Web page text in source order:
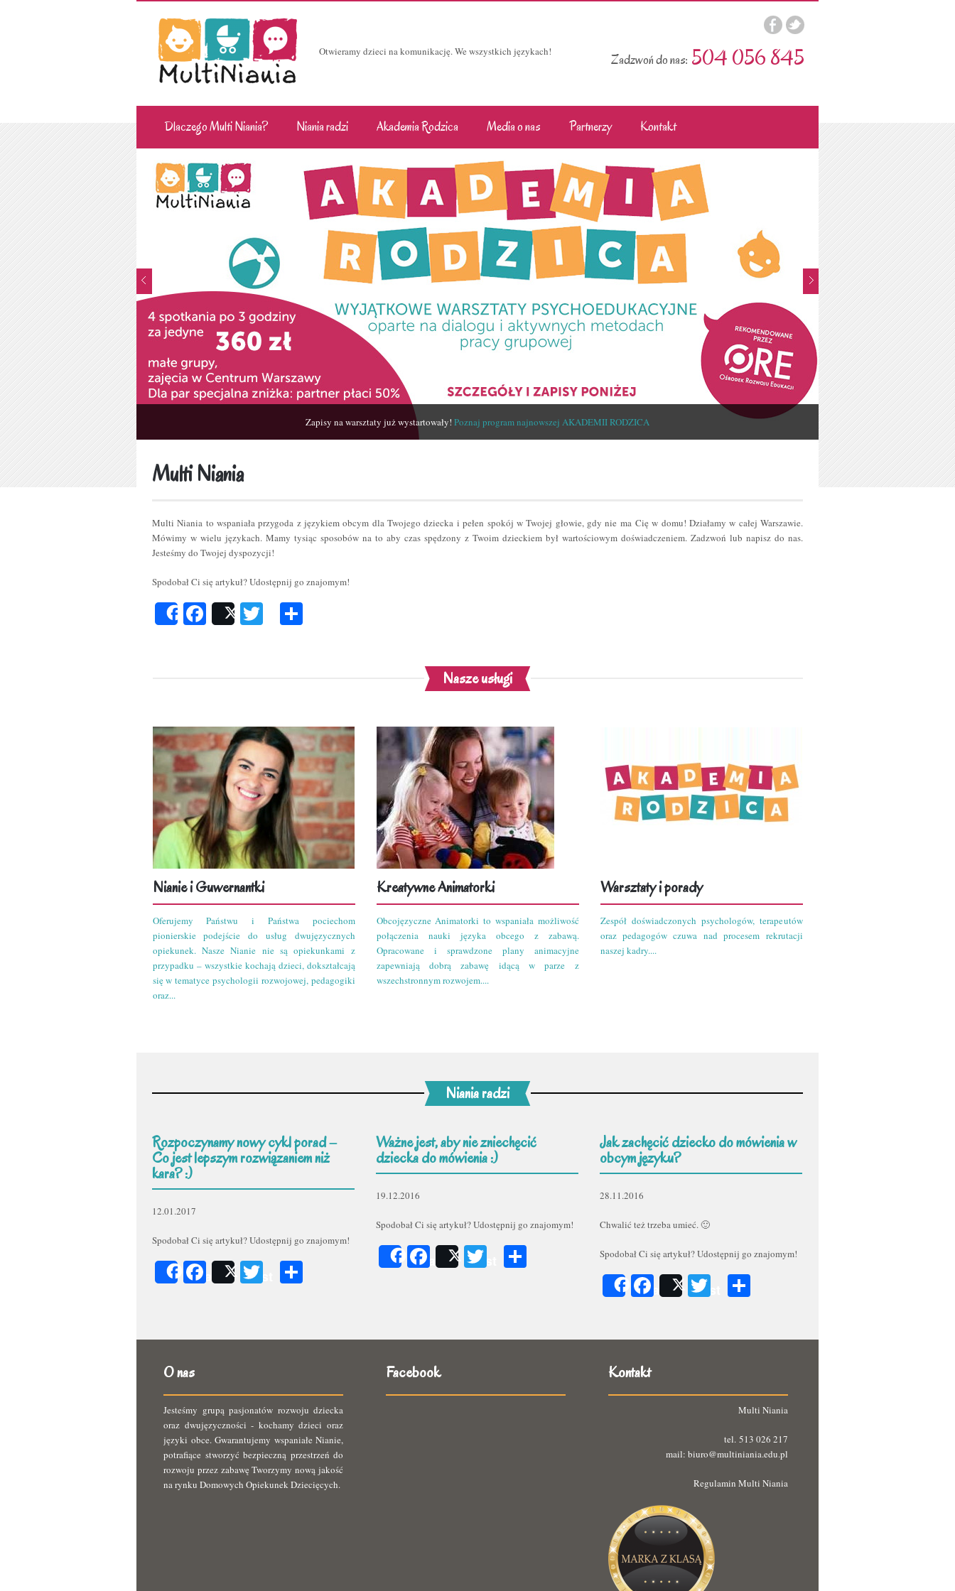
Otwieramy dzieci na komunikację. We wszystkich językach! 504 056 845
Zadzwoń do nas:
Dlaczego Multi Niania? Niania radzi Akademia Rodzica Media o nas Partnerzy Kontakt
Zapisy na warsztaty już wystartowały! Poznaj program najnowszej AKADEMII RODZICA
Multi Niania
Multi Niania to wspaniała przygoda z językiem obcym dla Twojego dziecka i pełen spokój w Twojej głowie, gdy nie ma Cię w domu! Działamy w całej Warszawie.
Mówimy w wielu językach. Mamy tysiąc sposobów na to aby czas spędzony z Twoim dzieckiem był wartościowym doświadczeniem. Zadzwoń lub napisz do nas.
Jesteśmy do Twojej dyspozycji!
Spodobał Ci się artykuł? Udostępnij go znajomym!
ShareFacebook
Post Twitter
Nasze usługi
Nianie i Guwernantki
Oferujemy Państwu i Państwa pociechom
pionierskie podejście do usług dwujęzycznych
opiekunek. Nasze Nianie nie są opiekunkami z
przypadku – wszystkie kochają dzieci, dokształcają
się w tematyce psychologii rozwojowej, pedagogiki
oraz...
Kreatywne Animatorki
Obcojęzyczne Animatorki to wspaniała możliwość
połączenia nauki języka obcego z zabawą.
Opracowane i sprawdzone plany animacyjne
zapewniają dobrą zabawę idącą w parze z
wszechstronnym rozwojem....
Warsztaty i porady
Zespół doświadczonych psychologów, terapeutów
oraz pedagogów czuwa nad procesem rekrutacji
naszej kadry....
Niania radzi
Rozpoczynamy nowy cykl porad –
Co jest lepszym rozwiązaniem niż
kara? :)
12.01.2017
Spodobał Ci się artykuł? Udostępnij go znajomym!
ShareFacebook
Post Twitter
Ważne jest, aby nie zniechęcić
dziecka do mówienia :)
19.12.2016
Spodobał Ci się artykuł? Udostępnij go znajomym!
ShareFacebook
Post Twitter
Jak zachęcić dziecko do mówienia w
obcym języku?
28.11.2016
Chwalić też trzeba umieć. 🙂
Spodobał Ci się artykuł? Udostępnij go znajomym!
ShareFacebook
Post Twitter
O nas
Jesteśmy grupą pasjonatów rozwoju dziecka
oraz dwujęzyczności - kochamy dzieci oraz
języki obce. Gwarantujemy wspaniałe Nianie,
potrafiące stworzyć bezpieczną przestrzeń do
rozwoju przez zabawę Tworzymy nową jakość
na rynku Domowych Opiekunek Dziecięcych.
Facebook Kontakt
Multi Niania
tel. 513 026 217
mail: biuro@multiniania.edu.pl
Regulamin Multi Niania